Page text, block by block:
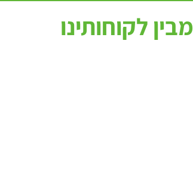
מבין לקוחותינו